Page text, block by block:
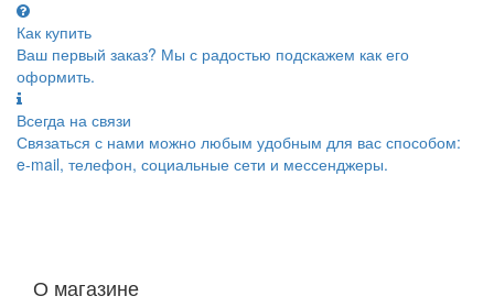
Как купить
Ваш первый заказ? Мы с радостью подскажем как его
оформить.
Всегда на связи
Связаться с нами можно любым удобным для вас способом:
e-mail, телефон, социальные сети и мессенджеры.
О магазине